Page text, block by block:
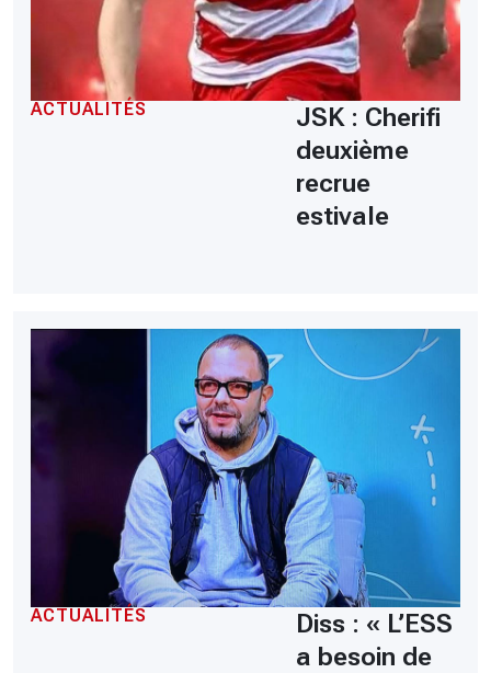
ACTUALITÉS
JSK : Cherifi
deuxième
recrue
estivale
ACTUALITÉS
Diss : « L’ESS
a besoin de